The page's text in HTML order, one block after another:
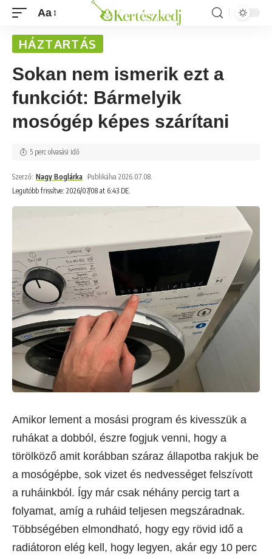
Aa
HÁZTARTÁS
Sokan nem ismerik ezt a
funkciót: Bármelyik
mosógép képes szárítani
Legutóbb frissítve: 2026/07/08 at 6:43 DE.
Szerző: Nagy Boglárka Publikálva 2026.07.08.
5 perc olvasási idő
Amikor lement a mosási program és kivesszük a
ruhákat a dobból, észre fogjuk venni, hogy a
törölköző amit korábban száraz állapotba rakjuk be
a mosógépbe, sok vizet és nedvességet felszívott
a ruháinkból. Így már csak néhány percig tart a
folyamat, amíg a ruháid teljesen megszáradnak.
Többségében elmondható, hogy egy rövid idő a
radiátoron elég kell, hogy legyen, akár egy 10 perc